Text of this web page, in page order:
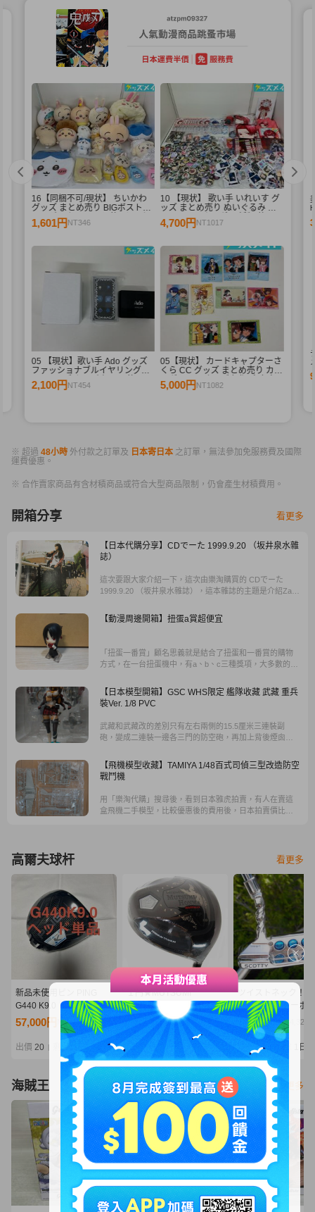
16【同梱不可/現状】 ちいかわ
グッズ まとめ売り BIGボストン
バッグ、ぬいぐるみ 他 / ちいか
わ
1,601円 NT346
10 【現状】 歌い手 いれいす グ
ッズ まとめ売り ぬいぐるみ バ
ッジ・キーホルダー 紙類 他
4,700円 NT1017
05 【現状】歌い手 Ado グッズ
ファッショナブルイヤリング
2ndライブ カムパネルラ 他
2,100円 NT454
05【現状】 カードキャプターさ
くら CC グッズ まとめ売り カー
ドダス マスターズ 初版 木之本
桜 少狼 他
5,000円 NT1082
※ 超過 48小時 外付款之訂單及 日本寄日本 之訂單，無法參加免服務費及國際
運費優惠。
※ 合作賣家商品有含材積商品或符合大型商品限制，仍會產生材積費用。
開箱分享 看更多
【日本代購分享】CDでーた 1999.9.20 （坂井泉水雜
誌）
這次要跟大家介紹一下，這次由樂淘購買的 CDでーた
1999.9.20 （坂井泉水雜誌），這本雜誌的主題是介紹Zard
【動漫周邊開箱】扭蛋a賞超便宜
「扭蛋一番賞」顧名思義就是結合了扭蛋和一番賞的購物
方式，在一台扭蛋機中，有a、b、c三種獎項，大多數的系
列，但各個獎項的市面價格卻差距甚遠，有時熱門動漫扭
蛋中a賞小公仔的價格甚至批敵一般的大型公仔。
【日本模型開箱】GSC WHS限定 艦隊收藏 武藏 重兵
裝Ver. 1/8 PVC
武藏和武藏改的差別只有左右兩側的15.5厘米三連裝副
砲，變成二連裝一邊各三門的防空砲，再加上背後煙囪多
色差異，改的顏色與大和不搭所以我選擇了沒改的。
【飛機模型收藏】TAMIYA 1/48百式司偵三型改造防空
戰鬥機
用「樂淘代購」搜尋後，看到日本雅虎拍賣，有人在賣這
盒飛機二手模型，比較優惠後的費用後，日本拍賣價比台
高爾夫球杆 看更多
新品未使用ピン PING
G440 K9.0 ドライバーヘ
ッド 1Wヘッド単品
57,000円 NT12,334
出價 20 剩餘 5 時
１円★MUTSUMI
HONMA ムツミ ホンマ
鳳凰 -NEW MH488MAX-
高反発 チタンドライバー
ブラックIP 10.5度 (SR)
★
4,180円NT904
出價16 剩餘 5日
ツイストネック！
セレクト ニューポ
☆ ミラーフィニッ
正規品です！
20,000円NT4,328
出價15 1日
海賊王 看更多